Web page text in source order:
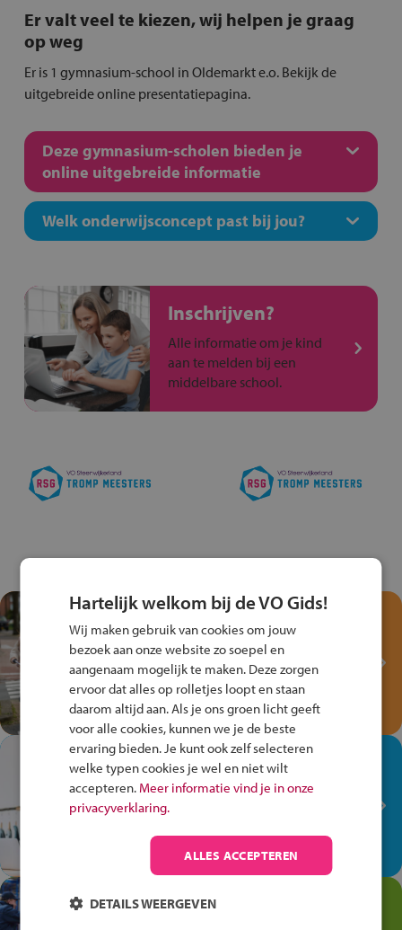
Er valt veel te kiezen, wij helpen je graag
op weg
Er is 1 gymnasium-school in Oldemarkt e.o. Bekijk de
uitgebreide online presentatiepagina.
Deze gymnasium-scholen bieden je
online uitgebreide informatie
Welk onderwijsconcept past bij jou?
Inschrijven?
Alle informatie om je kind
aan te melden bij een
middelbare school.
Test je kennis met het
Fiets Veilig
Verkeersspel!
Speel het Fiets Veilig Verkeersspel
en win een Cortina-fiets!
In de winkel ben je op je
plek!
Ontdek via het vmbo jouw talent
anders is!
Jouw talent in de
Hartelijk welkom bij de VO Gids!
Wij maken gebruik van cookies om jouw
bezoek aan onze website zo soepel en
aangenaam mogelijk te maken. Deze zorgen
ervoor dat alles op rolletjes loopt en staan
daarom altijd aan. Als je ons groen licht geeft
voor alle cookies, kunnen we je de beste
ervaring bieden. Je kunt ook zelf selecteren
welke typen cookies je wel en niet wilt
accepteren. Meer informatie vind je in onze
privacyverklaring.
ALLES ACCEPTEREN
DETAILS WEERGEVEN